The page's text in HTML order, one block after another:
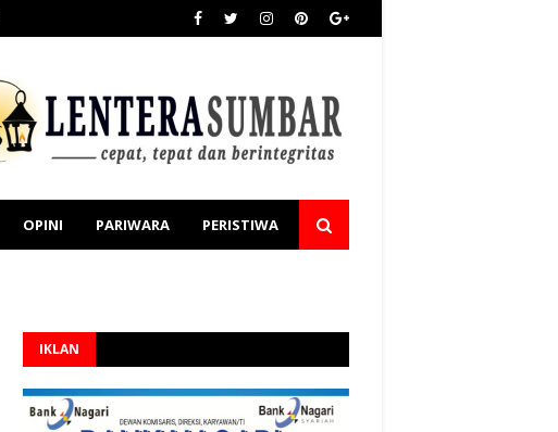
OPINI PARIWARA PERISTIWA
IKLAN